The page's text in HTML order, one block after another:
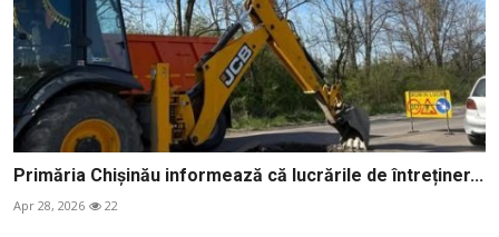
Primăria Chișinău informează că lucrările de întreținer...
Apr 28, 2026 22